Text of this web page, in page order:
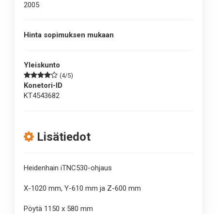
2005
Hinta sopimuksen mukaan
Yleiskunto
(4/5)
Konetori-ID
KT4543682
Lisätiedot
Heidenhain iTNC530-ohjaus
X-1020 mm, Y-610 mm ja Z-600 mm
Pöytä 1150 x 580 mm